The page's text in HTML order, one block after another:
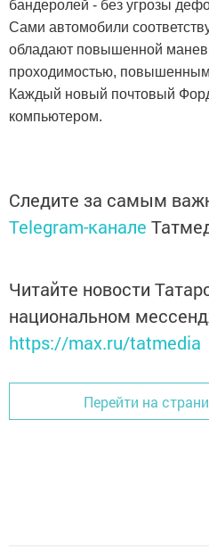
бандеролей - без угрозы
Сами автомобили
обладают повышенной
проходимостью, повышенным
Каждый новый почтовый
компьютером.
Следите за самым
Telegram-канале
Читайте новости
национальном
https://max.ru/tatmedia
Перейти на